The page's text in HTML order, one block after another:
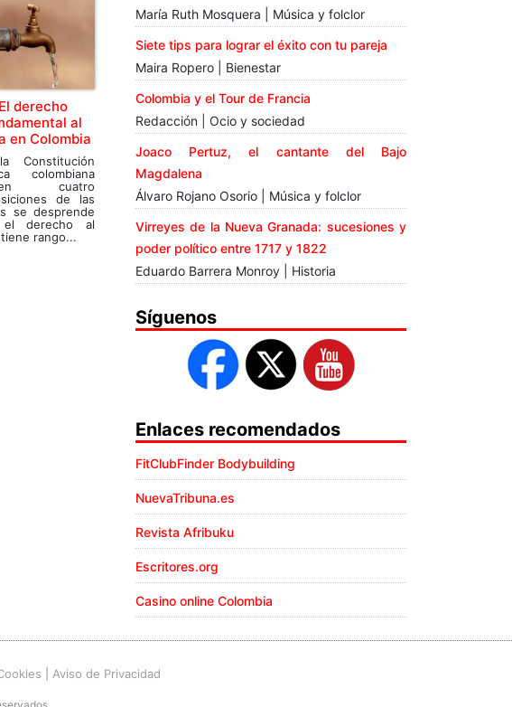
El derecho
al
en Colombia
Constitución
colombiana
cuatro
de las
se desprende
derecho al
rango...
María Ruth Mosquera | Música y folclor
Siete tips para lograr el éxito con tu pareja
Maira Ropero | Bienestar
Colombia y el Tour de Francia
Redacción | Ocio y sociedad
Joaco Pertuz, el cantante del Bajo
Magdalena
Álvaro Rojano Osorio | Música y folclor
Virreyes de la Nueva Granada: sucesiones y
poder político entre 1717 y 1822
Eduardo Barrera Monroy | Historia
Síguenos
Enlaces recomendados
FitClubFinder Bodybuilding
NuevaTribuna.es
Revista Afribuku
Escritores.org
Casino online Colombia
Aviso de Privacidad